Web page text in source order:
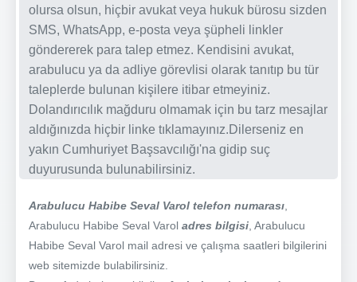
olursa olsun, hiçbir avukat veya hukuk bürosu sizden
SMS, WhatsApp, e-posta veya şüpheli linkler
göndererek para talep etmez. Kendisini avukat,
arabulucu ya da adliye görevlisi olarak tanıtıp bu tür
taleplerde bulunan kişilere itibar etmeyiniz.
Dolandırıcılık mağduru olmamak için bu tarz mesajlar
aldığınızda hiçbir linke tıklamayınız.Dilerseniz en
yakın Cumhuriyet Başsavcılığı'na gidip suç
duyurusunda bulunabilirsiniz.
Arabulucu Habibe Seval Varol telefon numarası
Arabulucu Habibe Seval Varol adres bilgisi , Arabulucu
Habibe Seval Varol mail adresi ve çalışma saatleri bilgilerini
web sitemizde bulabilirsiniz.